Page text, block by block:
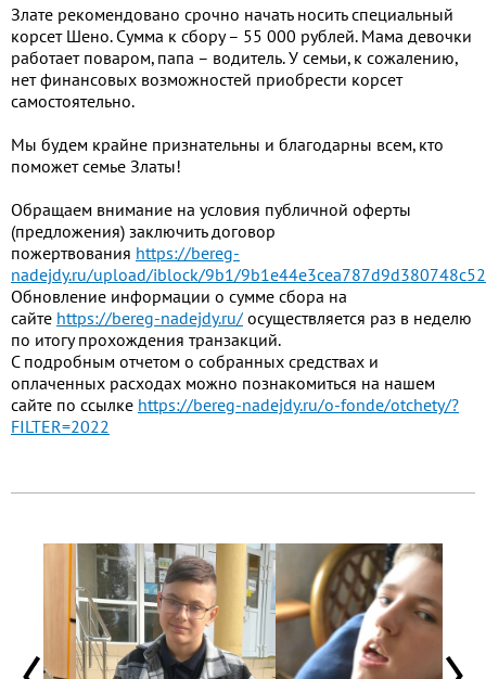
Злате рекомендовано срочно начать носить специальный
корсет Шено. Сумма к сбору – 55 000 рублей. Мама девочки
работает поваром, папа – водитель. У семьи, к сожалению,
нет финансовых возможностей приобрести корсет
самостоятельно.
Мы будем крайне признательны и благодарны всем, кто
поможет семье Златы!
Обращаем внимание на условия публичной оферты
(предложения) заключить договор
пожертвования https://bereg-
nadejdy.ru/upload/iblock/9b1/
Обновление информации о сумме сбора на
сайте https://bereg-nadejdy.ru/ осуществляется раз в неделю
по итогу прохождения транзакций.
С подробным отчетом о собранных средствах и
оплаченных расходах можно познакомиться на нашем
сайте по ссылке https://bereg-nadejdy.ru/o-fonde/otchety/?
FILTER=2022